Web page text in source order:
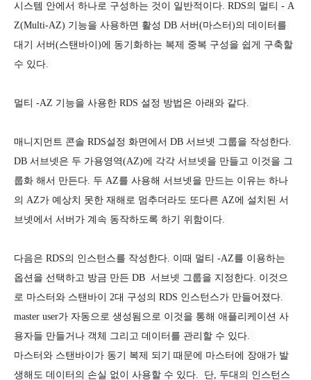
시스템 안에서 하나로 구성하는 것이 일반적이다. RDS의 멀티 - A
Z(Multi-AZ) 기능을 사용하면 활성 DB 서버(마스터)의 데이터를
대기 서버(스탠바이)에 동기화하는 복제 중복 구성을 쉽게 구축할
수 있다.
멀티 -AZ 기능을 사용한 RDS 설정 방법은 아래와 같다.
매니지먼트 콘솔 RDS설정 화면에서 DB 서브넷 그룹을 작성한다.
DB 서브넷은 두 가용영역(AZ)에 각각 서브넷을 만들고 이것을 그
룹화 해서 만든다. 두 AZ를 사용해 서브넷을 만드는 이유는 하나
의 AZ가 예상치 못한 재해로 멈추더라도 또다른 AZ에 설치된 서
브넷에서 서버가 계속 동작하도록 하기 위함이다.
다음은 RDS의 인스턴스를 작성한다. 이때 멀티 -AZ를 이용하는
옵션을 선택하고 방금 만든 DB  서브넷 그룹을 지정한다. 이것으
로 마스터와 스탠바이 2대 구성의 RDS 인스턴스가 만들어졌다.
master user가 자동으로 생성됨으로 이것을 통해 애플리케이션 사
용자들 만들거나 객체 그리고 데이터를 관리할 수 있다.
마스터와 스탠바이가 동기 복제 되기 때문에 마스터에 장애가 발
생해도 데이터의 손실 없이 사용할 수 있다.  단, 두대의 인스턴스